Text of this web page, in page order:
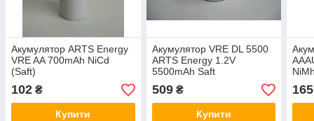
Акумулятор ARTS Energy
VRE AA 700mAh NiCd
(Saft)
102 ₴
Купити
Акумулятор VRE DL 5500
ARTS Energy 1.2V
5500mAh Saft
509₴
Купити
tags
165